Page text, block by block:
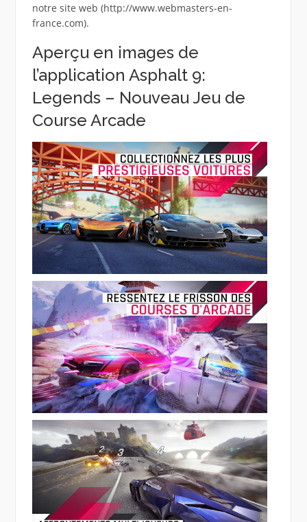
notre site web (http://www.webmasters-en-
france.com).
Aperçu en images de
l’application Asphalt 9:
Legends – Nouveau Jeu de
Course Arcade